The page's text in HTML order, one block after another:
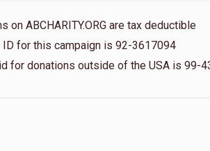
on ABCHARITY.ORG are tax deductible
ID for this campaign is 92-3617094
for donations outside of the USA is 99-